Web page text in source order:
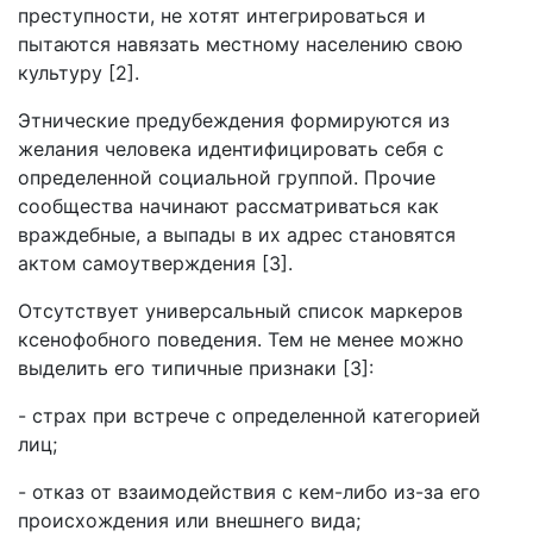
преступности, не хотят интегрироваться и
пытаются навязать местному населению свою
культуру [2].
Этнические предубеждения формируются из
желания человека идентифицировать себя с
определенной социальной группой. Прочие
сообщества начинают рассматриваться как
враждебные, а выпады в их адрес становятся
актом самоутверждения [3].
Отсутствует универсальный список маркеров
ксенофобного поведения. Тем не менее можно
выделить его типичные признаки [3]:
- страх при встрече с определенной категорией
лиц;
- отказ от взаимодействия с кем-либо из-за его
происхождения или внешнего вида;